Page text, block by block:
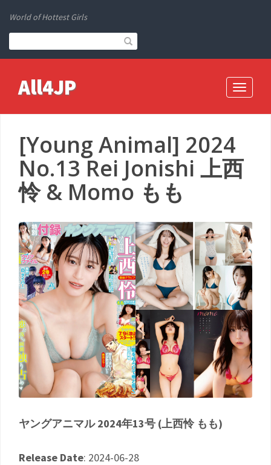
World of Hottest Girls
Toggle
All4JP
[Young Animal] 2024
No.13 Rei Jonishi 上西
怜 & Momo もも
ヤングアニマル 2024年13号 (上西怜 もも)
Release Date: 2024-06-28